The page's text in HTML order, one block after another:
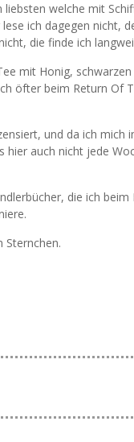
welche mit
ich dagegen nicht,
die finde ich
mit Honig,
öfter beim Return Of
und da ich mich
hier auch nicht jede
die ich beim
Sternchen.